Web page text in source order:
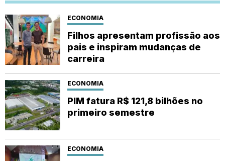
ECONOMIA
Filhos apresentam profissão aos
pais e inspiram mudanças de
carreira
ECONOMIA
PIM fatura R$ 121,8 bilhões no
primeiro semestre
ECONOMIA